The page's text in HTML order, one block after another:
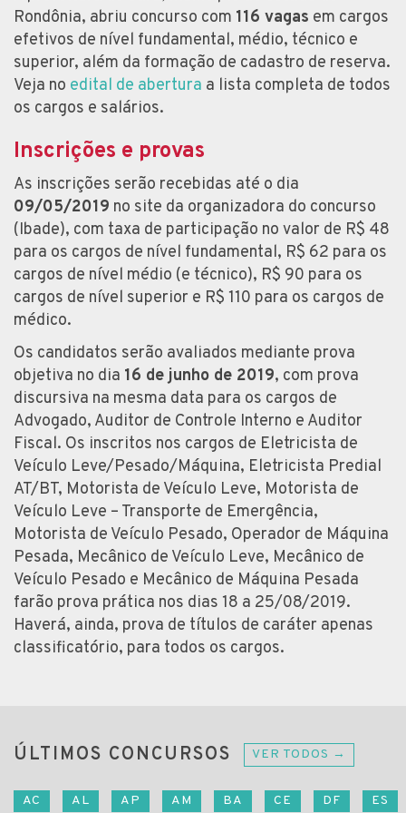
Rondônia, abriu concurso com 116 vagas em cargos
efetivos de nível fundamental, médio, técnico e
superior, além da formação de cadastro de reserva.
Veja no edital de abertura a lista completa de todos
os cargos e salários.
Inscrições e provas
As inscrições serão recebidas até o dia
09/05/2019 no site da organizadora do concurso
(Ibade), com taxa de participação no valor de R$ 48
para os cargos de nível fundamental, R$ 62 para os
cargos de nível médio (e técnico), R$ 90 para os
cargos de nível superior e R$ 110 para os cargos de
médico.
Os candidatos serão avaliados mediante prova
objetiva no dia 16 de junho de 2019, com prova
discursiva na mesma data para os cargos de
Advogado, Auditor de Controle Interno e Auditor
Fiscal. Os inscritos nos cargos de Eletricista de
Veículo Leve/Pesado/Máquina, Eletricista Predial
AT/BT, Motorista de Veículo Leve, Motorista de
Veículo Leve – Transporte de Emergência,
Motorista de Veículo Pesado, Operador de Máquina
Pesada, Mecânico de Veículo Leve, Mecânico de
Veículo Pesado e Mecânico de Máquina Pesada
farão prova prática nos dias 18 a 25/08/2019.
Haverá, ainda, prova de títulos de caráter apenas
classificatório, para todos os cargos.
ÚLTIMOS CONCURSOS VER TODOS →
AC AL AP AM BA CE DF ES